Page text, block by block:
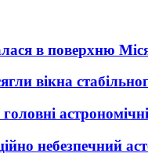
в поверхню
вікна
небезпечний